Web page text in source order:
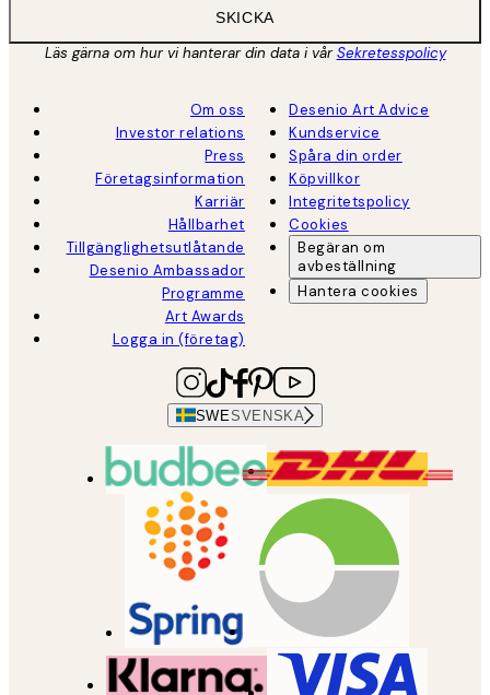
SKICKA
Läs gärna om hur vi hanterar din data i vårSekretesspolicy
Om oss
Investor relations
Press
Företagsinformation
Karriär
Hållbarhet
Tillgänglighetsutlåtande
Desenio Ambassador
Programme
Art Awards
Logga in (företag)
Desenio Art Advice
Kundservice
Spåra din order
Köpvillkor
Integritetspolicy
Cookies
Begäran om
avbeställning
Hantera cookies
SWESVENSKA